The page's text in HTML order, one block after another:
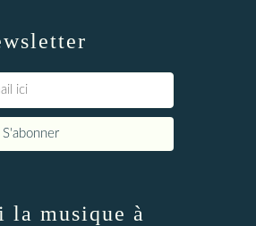
la musique à